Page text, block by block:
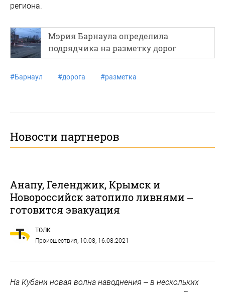
региона.
Мэрия Барнаула определила
подрядчика на разметку дорог
#Барнаул #дорога #разметка
Новости партнеров
Анапу, Геленджик, Крымск и
Новороссийск затопило ливнями –
готовится эвакуация
ТОЛК
Происшествия , 10:08, 16.08.2021
На Кубани новая волна наводнения – в нескольких